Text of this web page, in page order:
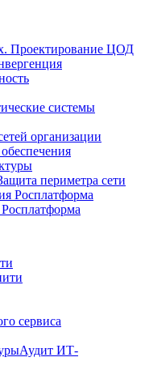
Проектирование ЦОД
системы
организации
периметра сети
сервиса
Аудит ИТ-